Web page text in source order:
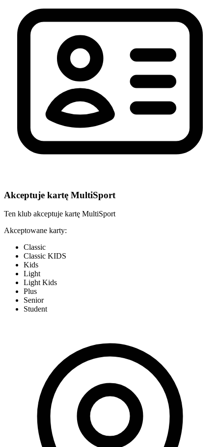
Akceptuje kartę MultiSport
Ten klub akceptuje kartę MultiSport
Akceptowane karty:
Classic
Classic KIDS
Kids
Light
Light Kids
Plus
Senior
Student